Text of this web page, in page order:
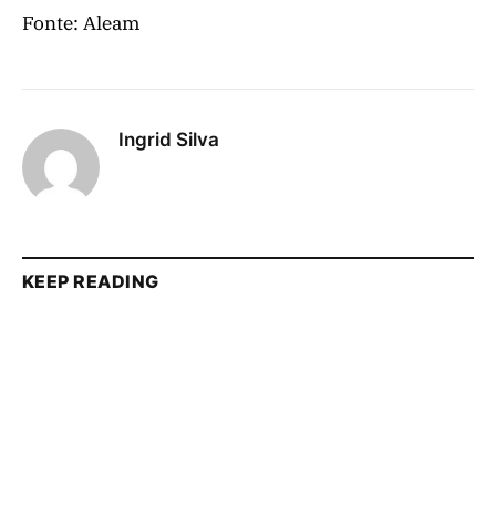
Fonte: Aleam
Ingrid Silva
KEEP READING